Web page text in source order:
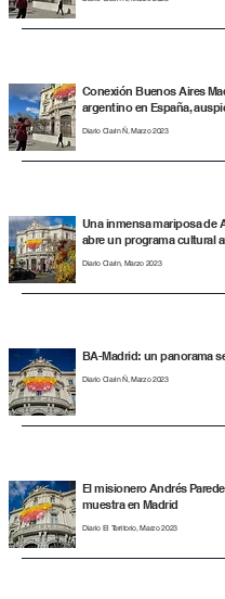
Conexión Buenos Aires
argentino en España,
Diario Clarin Ñ, Marzo 2023
Una inmensa mariposa de
abre un programa cultural
Diario Clarin, Marzo 2023
BA-Madrid: un panorama
Diario Clarin Ñ, Marzo 2023
El misionero Andrés
muestra en Madrid
Diario El Territorio, Marzo 2023